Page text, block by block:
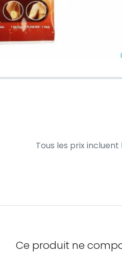
Tous les prix
Ce produit ne